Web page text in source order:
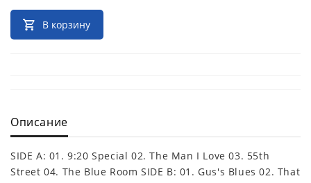
В корзину
Описание
SIDE A: 01. 9:20 Special 02. The Man I Love 03. 55th
Street 04. The Blue Room SIDE B: 01. Gus's Blues 02. That